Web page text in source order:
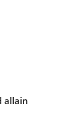
allain